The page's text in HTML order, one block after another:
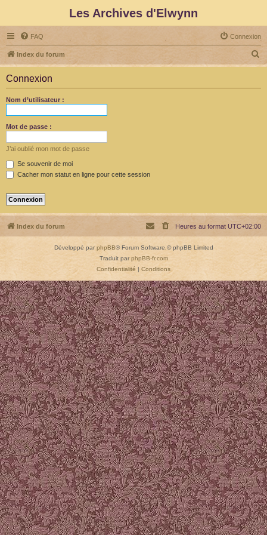
Les Archives d'Elwynn
FAQ Connexion
Index du forum
e
Connexion
Nom d’utilisateur :
Mot de passe :
J’ai oublié mon mot de passe
Se souvenir de moi
Cacher mon statut en ligne pour cette session
Index du forum Heures au format UTC+02:00
Développé parphpBB® Forum Software © phpBB Limited
Traduit parphpBB-fr.com
Confidentialité | Conditions